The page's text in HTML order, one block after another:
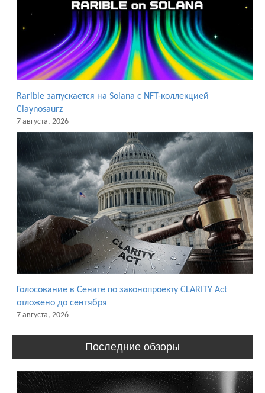
Rarible запускается на Solana с NFT-коллекцией
Claynosaurz
7 августа, 2026
Голосование в Сенате по законопроекту CLARITY Act
отложено до сентября
7 августа, 2026
Последние обзоры